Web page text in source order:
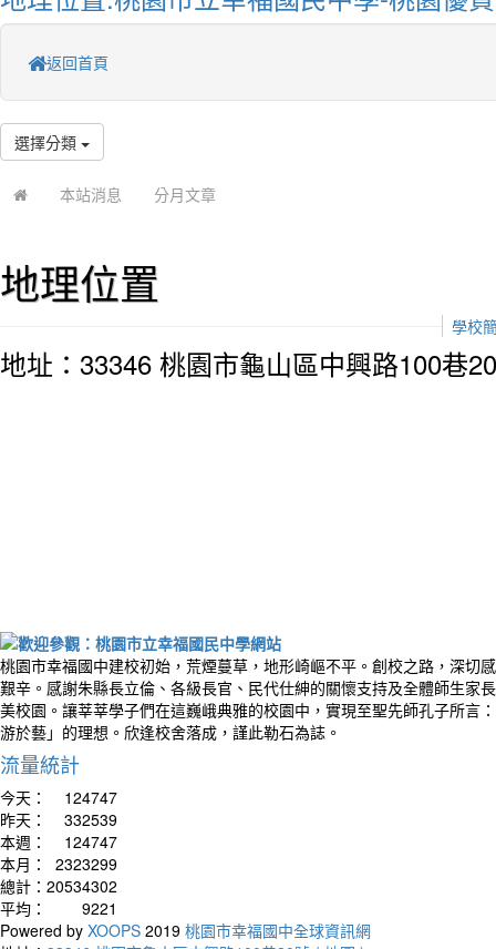
返回首頁
選擇分類
本站消息 分月文章
地理位置
學校
地址：33346 桃園市龜山區中興路100巷
桃園市幸福國中建校初始，荒煙蔓草，地形崎嶇不平。創校之路，深切
艱辛。感謝朱縣長立倫、各級長官、民代仕紳的關懷支持及全體師生家
美校園。讓莘莘學子們在這巍峨典雅的校園中，實現至聖先師孔子所言
游於藝」的理想。欣逢校舍落成，謹此勒石為誌。
流量統計
今天：
124747
昨天：
332539
本週：
124747
本月：
2323299
總計： 20534302
平均：
9221
Powered by XOOPS 2019 桃園市幸福國中全球資訊網